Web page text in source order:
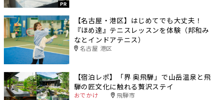
PR
【名古屋・港区】はじめてでも大丈夫！
『ほめ達』テニスレッスンを体験（邦和み
なとインドアテニス）
名古屋 港区
【宿泊レポ】「界 奥飛騨」で山岳温泉と飛
騨の匠文化に触れる贅沢ステイ
おでかけ 飛騨市